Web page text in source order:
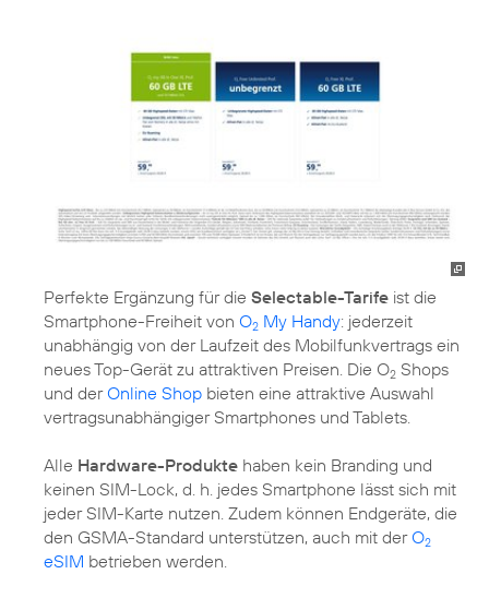
Perfekte Ergänzung für die Selectable-Tarife ist die
Smartphone-Freiheit von O2 My Handy: jederzeit
unabhängig von der Laufzeit des Mobilfunkvertrags ein
neues Top-Gerät zu attraktiven Preisen. Die O2 Shops
und derOnline Shop bieten eine attraktive Auswahl
vertragsunabhängiger Smartphones und Tablets.
Alle Hardware-Produkte haben kein Branding und
keinen SIM-Lock, d. h. jedes Smartphone lässt sich mit
jeder SIM-Karte nutzen. Zudem können Endgeräte, die
den GSMA-Standard unterstützen, auch mit derO2
eSIM betrieben werden.